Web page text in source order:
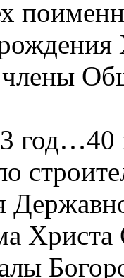
Христа